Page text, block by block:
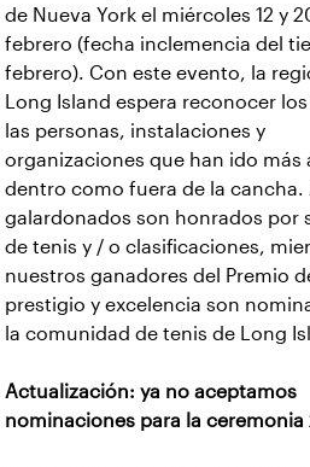
de Nueva York el miércoles 12 y
febrero (fecha inclemencia del
febrero). Con este evento, la
Long Island espera reconocer
las personas, instalaciones y
organizaciones que han ido más
dentro como fuera de la cancha.
galardonados son honrados por
de tenis y / o clasificaciones,
nuestros ganadores del Premio
prestigio y excelencia son
la comunidad de tenis de Long
Actualización: ya no aceptamos
nominaciones para la ceremonia